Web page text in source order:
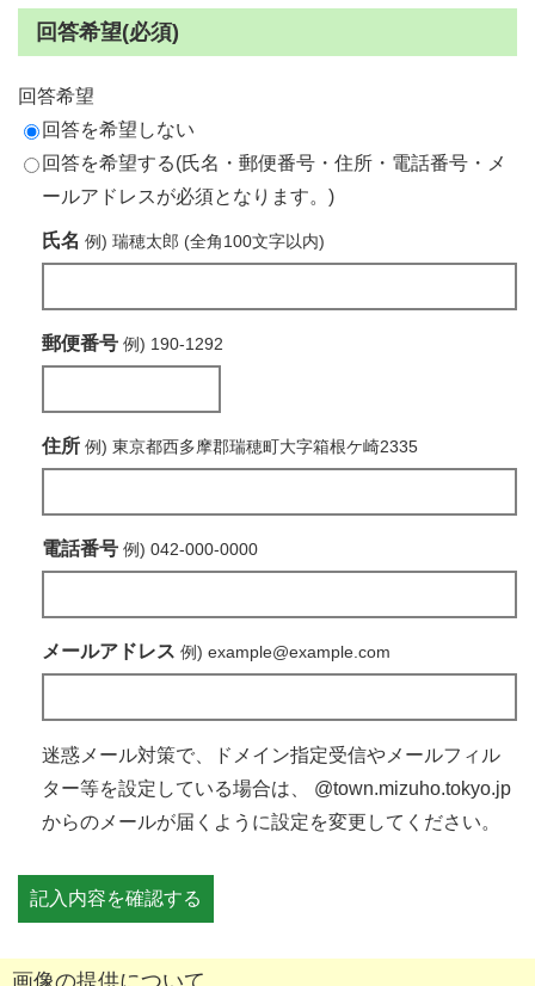
回答希望(必須)
回答希望
回答を希望しない
回答を希望する(氏名・郵便番号・住所・電話番号・メ
ールアドレスが必須となります。)
氏名 例) 瑞穂太郎 (全角100文字以内)
郵便番号 例) 190-1292
住所 例) 東京都西多摩郡瑞穂町大字箱根ケ崎2335
電話番号 例) 042-000-0000
メールアドレス 例) example@example.com
迷惑メール対策で、ドメイン指定受信やメールフィル
ター等を設定している場合は、
@town.mizuho.tokyo.jp
からのメールが届くように設定を変更してください。
画像の提供について